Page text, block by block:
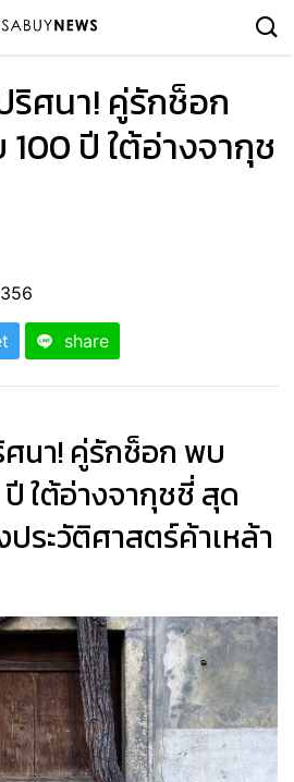
ริศนา! คู่รักช็อก
ปี ใต้อ่างจากุช
356
share
นา! คู่รักช็อก พบ
ใต้อ่างจากุชชี่ สุด
ระวัติศาสตร์ค้าเหล้า